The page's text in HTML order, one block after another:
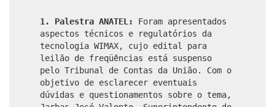
1. Palestra ANATEL:
Foram apresentados
aspectos técnicos e regulatórios da
tecnologia WIMAX, cujo edital para
leilão de freqüências está suspenso
pelo Tribunal de Contas da União. Com o
objetivo de esclarecer eventuais
dúvidas e questionamentos sobre o tema,